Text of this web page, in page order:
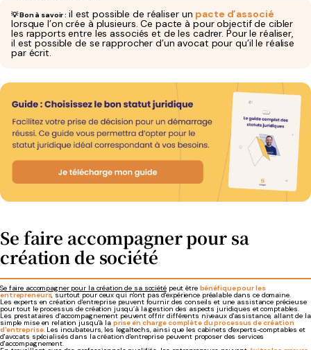
💡 Bon à savoir : il est possible de réaliser un pacte d’associé
lorsque l’on crée à plusieurs. Ce pacte à pour objectif de cibler
les rapports entre les associés et de les cadrer. Pour le réaliser,
il est possible de se rapprocher d’un avocat pour qu’il le réalise
par écrit.
Se faire accompagner pour sa
création de société
Se faire accompagner pour la création de sa sociétépeut être bénéfique pour les
entrepreneurs, surtout pour ceux qui n'ont pas d'expérience préalable dans ce domaine.
Les experts en création d'entreprise peuvent fournir des conseils et une assistance précieuse
pour tout le processus de création jusqu’à la gestion des aspects juridiques et comptables.
Les prestataires d'accompagnement peuvent offrir différents niveaux d'assistance, allant de la
simple mise en relation jusqu'à la prise en charge complète du processus de création
d'entreprise. Les incubateurs, les legaltechs, ainsi que les cabinets d'experts-comptables et
d'avocats spécialisés dans la création d'entreprise peuvent proposer des services
d'accompagnement.